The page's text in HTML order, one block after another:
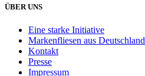
ÜBER UNS
Eine starke Initiative
Markenfliesen aus Deutschland
Kontakt
Presse
Impressum